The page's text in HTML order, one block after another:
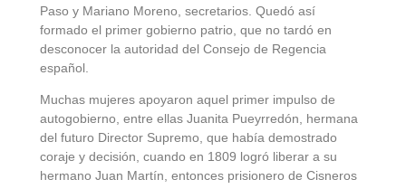
Paso y Mariano Moreno, secretarios. Quedó así
formado el primer gobierno patrio, que no tardó en
desconocer la autoridad del Consejo de Regencia
español.
Muchas mujeres apoyaron aquel primer impulso de
autogobierno, entre ellas Juanita Pueyrredón, hermana
del futuro Director Supremo, que había demostrado
coraje y decisión, cuando en 1809 logró liberar a su
hermano Juan Martín, entonces prisionero de Cisneros